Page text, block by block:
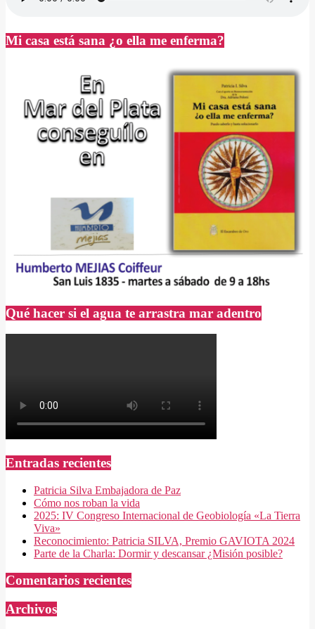
Mi casa está sana ¿o ella me enferma?
Qué hacer si el agua te arrastra mar adentro
Entradas recientes
Patricia Silva Embajadora de Paz
Cómo nos roban la vida
2025: IV Congreso Internacional de Geobiología «La Tierra
Viva»
Reconocimiento: Patricia SILVA, Premio GAVIOTA 2024
Parte de la Charla: Dormir y descansar ¿Misión posible?
Comentarios recientes
Archivos